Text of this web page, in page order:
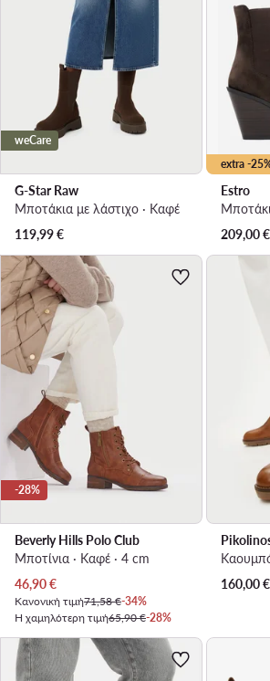
weCare
G-Star Raw
Μποτάκια με λάστιχο · Καφέ
119,99€
extra -
Estro
209,00€
-28%
Beverly Hills Polo Club
Μποτίνια · Καφέ · 4 cm
Τρέχουσα τιμή
46,90€
Κανονική τιμή71,58 €-34%
Η χαμηλότερη τιμή65,90 €-28%
160,00€